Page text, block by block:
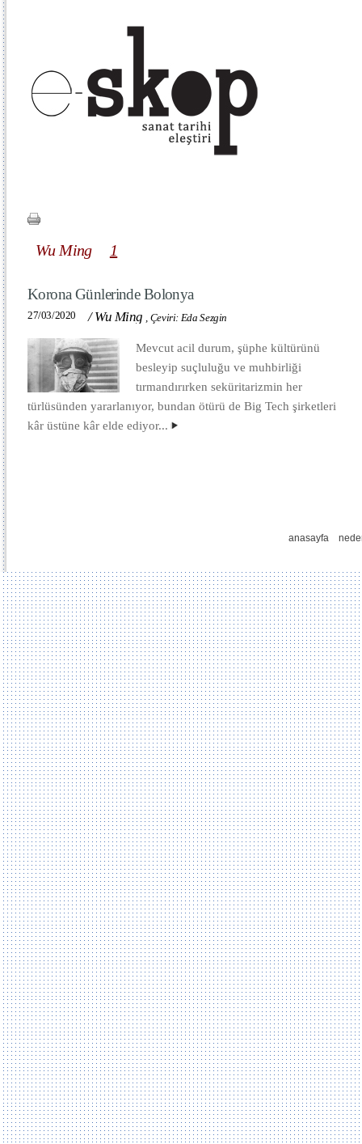
Wu Ming 1
Korona Günlerinde Bolonya
27/03/2020 /Wu Ming , Çeviri: Eda Sezgin
Mevcut acil durum, şüphe kültürünü
besleyip suçluluğu ve muhbirliği
tırmandırırken seküritarizmin her
türlüsünden yararlanıyor, bundan ötürü de Big Tech şirketleri
kâr üstüne kâr elde ediyor...
anasayfa